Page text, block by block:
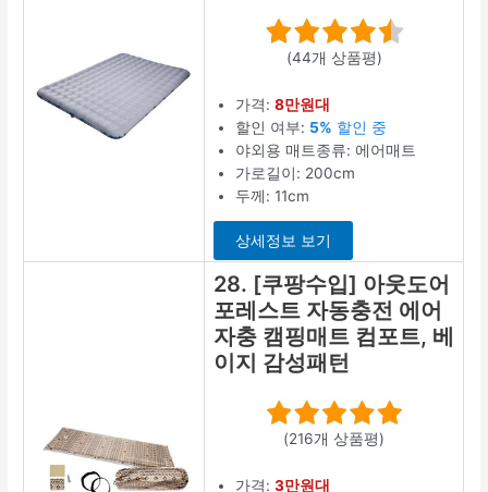
(44개 상품평)
가격:8만원대
할인 여부: 5% 할인 중
야외용 매트종류: 에어매트
가로길이: 200cm
두께: 11cm
상세정보 보기
28. [쿠팡수입] 아웃도어
포레스트 자동충전 에어
자충 캠핑매트 컴포트, 베
이지 감성패턴
(216개 상품평)
가격:3만원대